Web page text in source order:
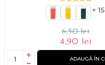
+ 15
6,50 lei
4,90 lei
ADAUGĂ ÎN